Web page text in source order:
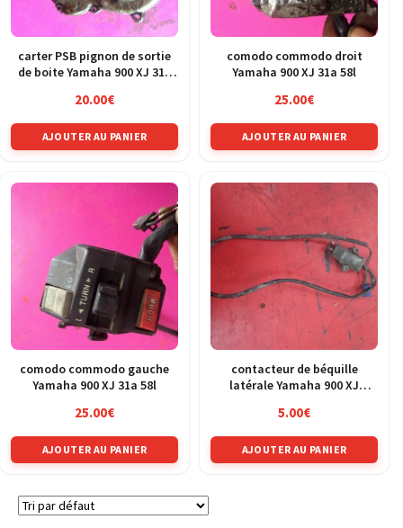
carter PSB pignon de sortie
de boite Yamaha 900 XJ 31a
20.00€
AJOUTER AU PANIER
comodo commodo droit
Yamaha 900 XJ 31a 58l
25.00€
AJOUTER AU PANIER
comodo commodo gauche
Yamaha 900 XJ 31a 58l
25.00€
AJOUTER AU PANIER
contacteur de béquille
latérale Yamaha 900 XJ
5.00€
AJOUTER AU PANIER